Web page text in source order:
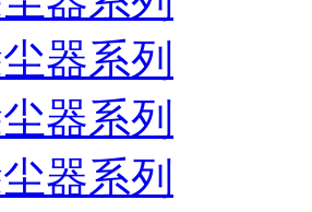
器系列
器系列
器系列